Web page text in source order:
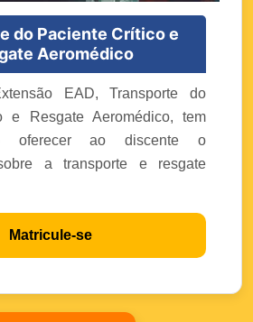
do Paciente Crítico e
Aeromédico
EAD, Transporte do
e Resgate Aeromédico, tem
oferecer ao discente o
a transporte e resgate
Matricule-se